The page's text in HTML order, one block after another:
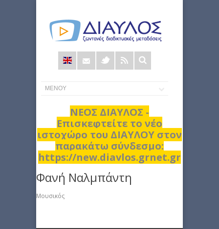
Φόρμα
αναζήτησης
ΝΕΟΣ ΔΙΑΥΛΟΣ -
Επισκεφτείτε το νέο
ιστοχώρο του ΔΙΑΥΛΟΥ στον
παρακάτω σύνδεσμο:
https://new.diavlos.grnet.gr
Φανή Ναλμπάντη
Μουσικός